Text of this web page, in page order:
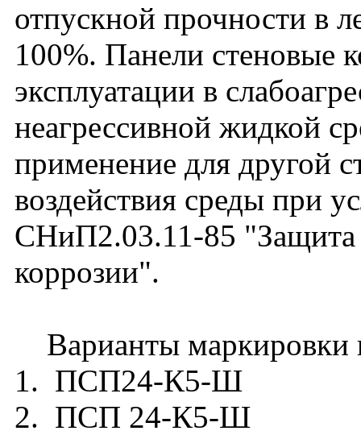
отпускной прочности в
100%. Панели стеновые
эксплуатации в
неагрессивной жидкой
применение для другой
воздействия среды при
СНиП2.03.11-85 "Защита
коррозии".
Варианты маркировки
1. ПСП24-К5-Ш
2. ПСП 24-К5-Ш